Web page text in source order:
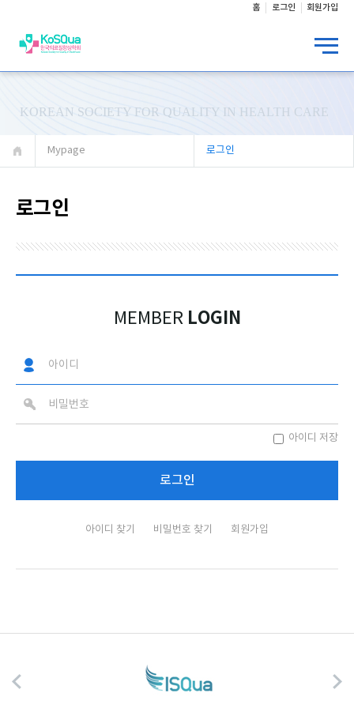
홈 로그인 회원가입
KOREAN SOCIETY FOR QUALITY IN HEALTH CARE
Mypage 로그인
로그인
MEMBER LOGIN
아이디 저장
아이디 찾기 비밀번호 찾기 회원가입